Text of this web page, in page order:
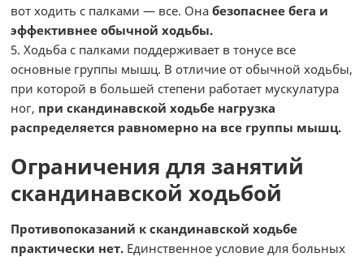
вот ходить с палками — все. Онабезопаснее бега и
эффективнее обычной ходьбы.
5. Ходьба с палками поддерживает в тонусе все
основные группы мышц. В отличие от обычной ходьбы,
при которой в большей степени работает мускулатура
ног, при скандинавской ходьбе нагрузка
распределяется равномерно на все группы мышц.
Ограничения для занятий
скандинавской ходьбой
Противопоказаний к скандинавской ходьбе
практически нет. Единственное условие для больных